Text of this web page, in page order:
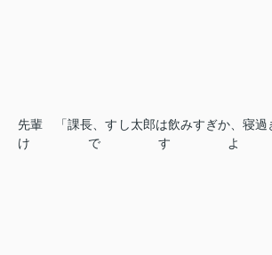
先輩 「課長、すし太郎は飲みすぎか、寝過
けですよ